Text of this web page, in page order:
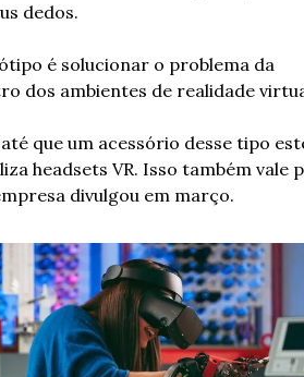
dedos.
é solucionar o problema da
dos ambientes de realidade
que um acessório desse tipo
headsets VR. Isso também vale
divulgou em março.